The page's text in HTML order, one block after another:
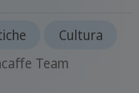
Cultura
Team